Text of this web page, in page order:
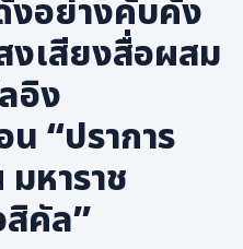
อย่างคับคั่ง
งเสียงสื่อผสม
อิง
“ปราการ
หาราช
สิคัล”